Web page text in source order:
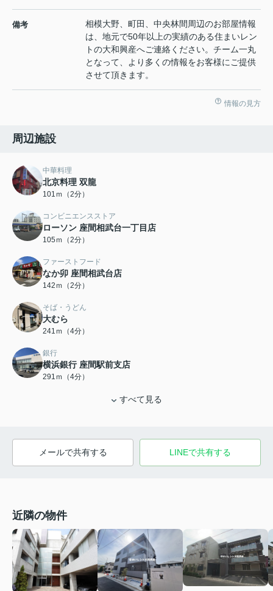
備考
相模大野、町田、中央林間周辺のお部屋情報
は、地元で50年以上の実績のある住まいレン
トの大和興産へご連絡ください。チーム一丸
となって、より多くの情報をお客様にご提供
させて頂きます。
情報の見方
周辺施設
中華料理
北京料理 双龍
101ｍ（2分）
コンビニエンスストア
ローソン 座間相武台一丁目店
105ｍ（2分）
ファーストフード
なか卯 座間相武台店
142ｍ（2分）
そば・うどん
大むら
241ｍ（4分）
銀行
横浜銀行 座間駅前支店
291ｍ（4分）
すべて見る
メールで共有する LINEで共有する
近隣の物件